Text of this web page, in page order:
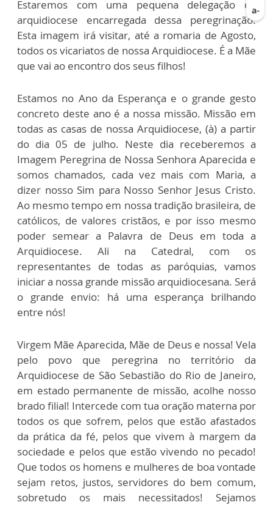
Estaremos com uma pequena delegação da
arquidiocese encarregada dessa peregrinação.
Esta imagem irá visitar, até a romaria de Agosto,
todos os vicariatos de nossa Arquidiocese. É a Mãe
que vai ao encontro dos seus filhos!
Estamos no Ano da Esperança e o grande gesto
concreto deste ano é a nossa missão. Missão em
todas as casas de nossa Arquidiocese, (à) a partir
do dia 05 de julho. Neste dia receberemos a
Imagem Peregrina de Nossa Senhora Aparecida e
somos chamados, cada vez mais com Maria, a
dizer nosso Sim para Nosso Senhor Jesus Cristo.
Ao mesmo tempo em nossa tradição brasileira, de
católicos, de valores cristãos, e por isso mesmo
poder semear a Palavra de Deus em toda a
Arquidiocese. Ali na Catedral, com os
representantes de todas as paróquias, vamos
iniciar a nossa grande missão arquidiocesana. Será
o grande envio: há uma esperança brilhando
entre nós!
Virgem Mãe Aparecida, Mãe de Deus e nossa! Vela
pelo povo que peregrina no território da
Arquidiocese de São Sebastião do Rio de Janeiro,
em estado permanente de missão, acolhe nosso
brado filial! Intercede com tua oração materna por
todos os que sofrem, pelos que estão afastados
da prática da fé, pelos que vivem à margem da
sociedade e pelos que estão vivendo no pecado!
Que todos os homens e mulheres de boa vontade
sejam retos, justos, servidores do bem comum,
sobretudo os mais necessitados! Sejamos